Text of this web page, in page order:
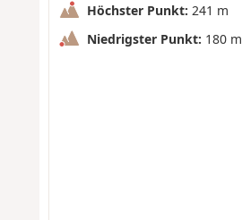
Höchster Punkt: 241 m
Niedrigster Punkt: 180 m